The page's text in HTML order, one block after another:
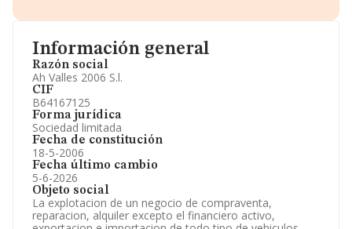
Información general
Razón social
Ah Valles 2006 S.l.
CIF
B64167125
Forma jurídica
Sociedad limitada
Fecha de constitución
18-5-2006
Fecha último cambio
5-6-2026
Objeto social
La explotacion de un negocio de compraventa,
reparacion, alquiler excepto el financiero activo,
Información oficial y registral complementaria.